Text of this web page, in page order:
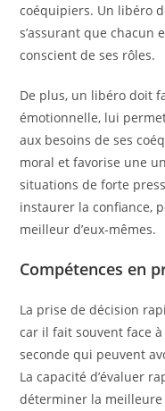
coéquipiers. Un libéro
s’assurant que chacun
conscient de ses rôles.
De plus, un libéro doit
émotionnelle, lui
aux besoins de ses
moral et favorise une
situations de forte
instaurer la confiance,
meilleur d’eux-mêmes.
Compétences en
La prise de décision
car il fait souvent face
seconde qui peuvent
La capacité d’évaluer
déterminer la meilleure